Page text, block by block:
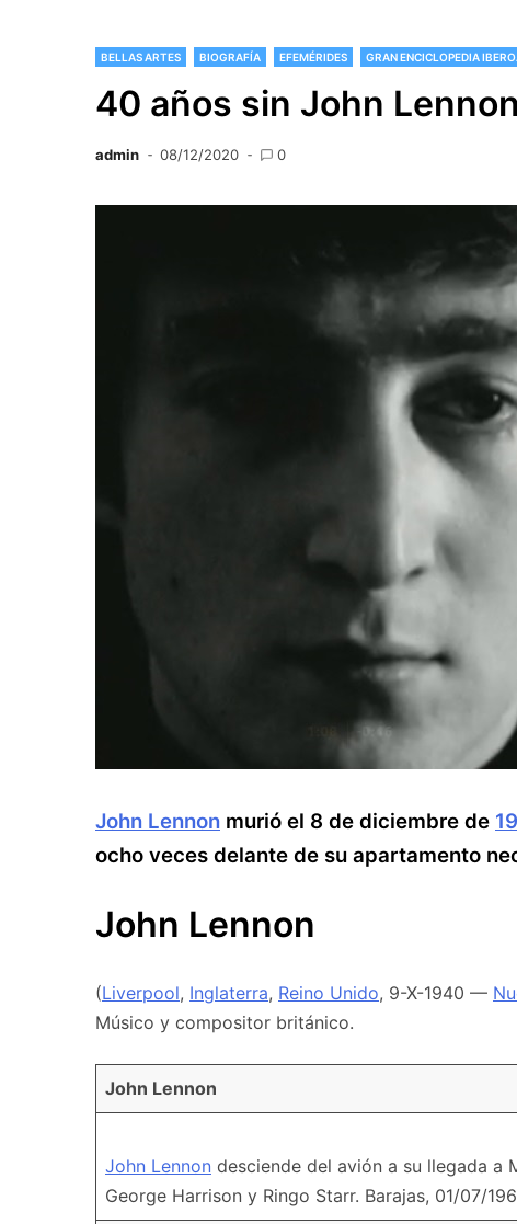
BELLAS ARTES BIOGRAFÍA EFEMÉRIDES GRAN ENCICLOPEDIA
40 años sin John Lennon
admin 08/12/2020 0
John Lennon murió el 8 de diciembre de
ocho veces delante de su apartamento
John Lennon
(Liverpool, Inglaterra, Reino Unido, 9-X-1940 —
Músico y compositor británico.
John Lennon
John Lennon desciende del avión a su llegada a
George Harrison y Ringo Starr. Barajas, 01/07/